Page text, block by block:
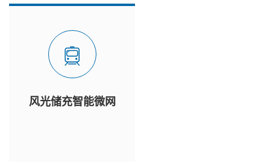
风光储充智能微网